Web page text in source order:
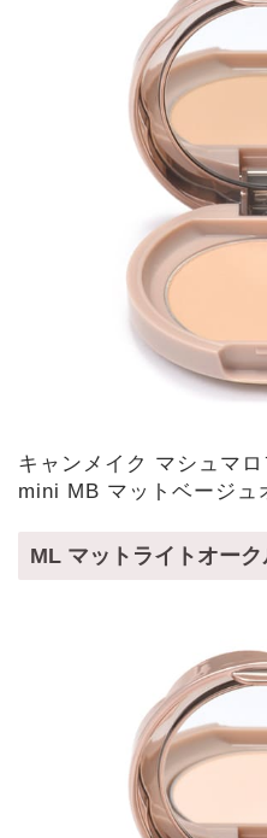
キャンメイク マシュマ
mini MB マットベージュ
ML マットライトオーク